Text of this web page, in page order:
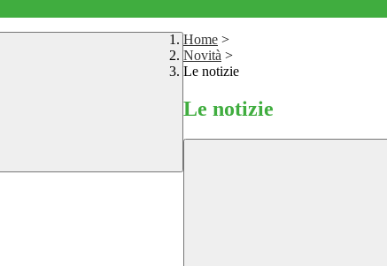
Home >
Novità >
Le notizie
Le notizie